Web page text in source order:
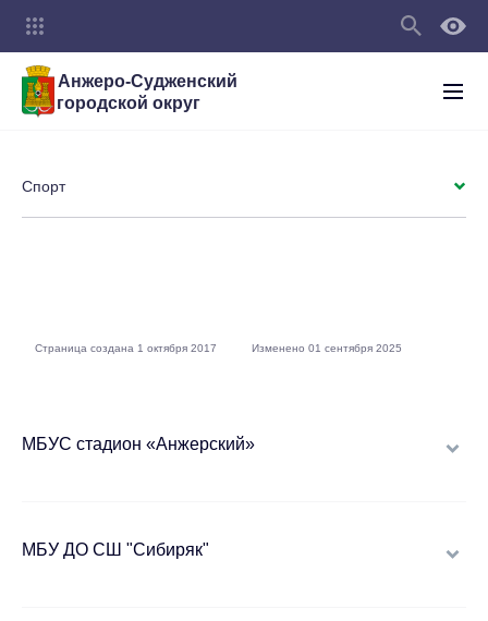
Анжеро-Судженский
городской округ
МБУС стадион «Анжерский»
МБУ ДО СШ "Сибиряк"
Спорт
Страница создана 1 октября 2017 Изменено 01 сентября 2025